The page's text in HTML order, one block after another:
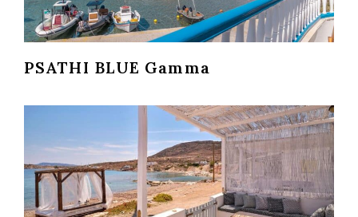
PSATHI BLUE Gamma